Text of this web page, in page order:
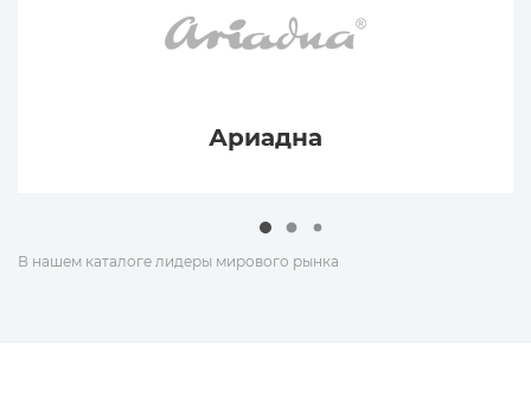
Ариадна
В нашем каталоге лидеры мирового рынка